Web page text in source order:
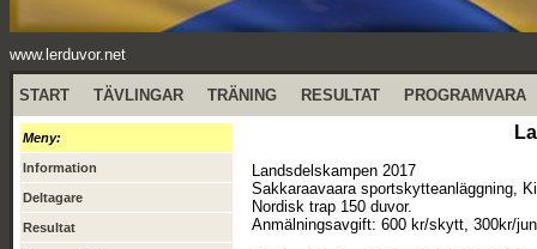
www.lerduvor.net
START TÄVLINGAR TRÄNING RESULTAT PROGRAMVARA
Meny:
Information
Deltagare
Resultat
Landsdelskampen 2017
Sakkaraavaara sportskytteanläggning,
Nordisk trap 150 duvor.
Anmälningsavgift: 600 kr/skytt, 300kr/